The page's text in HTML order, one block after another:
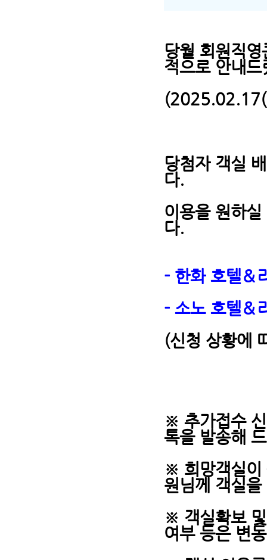
당월 회원직
적으로 안내
당첨자 객실
다.
이용을 원하실
다.
- 한화 호텔＆
- 소노 호텔＆
(신청 상황에
※ 추가접수
톡을 발송해
※ 희망객실이
원님께 객실
※ 객실확보
여부 등은 변